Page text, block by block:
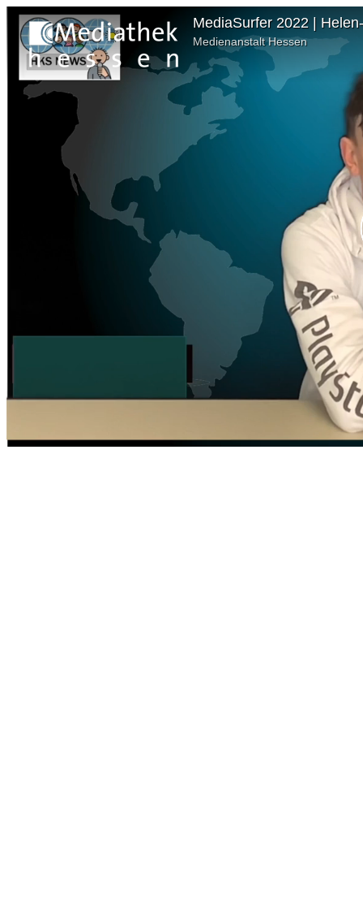
MediaSurfer 2022 |
Medienanstalt Hessen